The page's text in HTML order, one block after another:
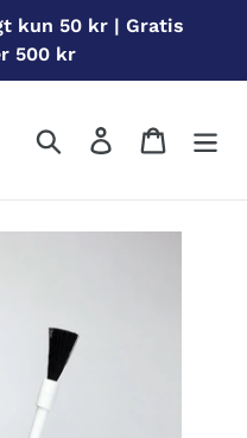
kun 50 kr | Gratis
500 kr
Søg Log ind